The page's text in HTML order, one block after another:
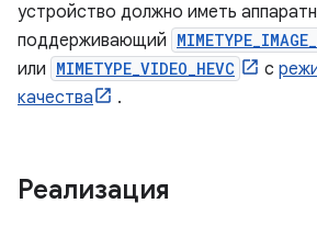
устройство должно иметь
поддерживающий
или MIMETYPE_VIDEO_HEVC с
качества
.
Реализация